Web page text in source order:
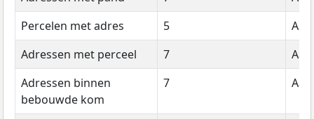
Percelen met adres
5
Adressen met perceel
7
Adressen binnen
bebouwde kom
7